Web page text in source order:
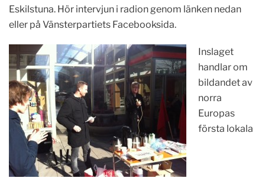
Eskilstuna. Hör intervjun i radion genom länken nedan
eller på Vänsterpartiets Facebooksida.
Inslaget
handlar om
bildandet av
norra
Europas
första lokala